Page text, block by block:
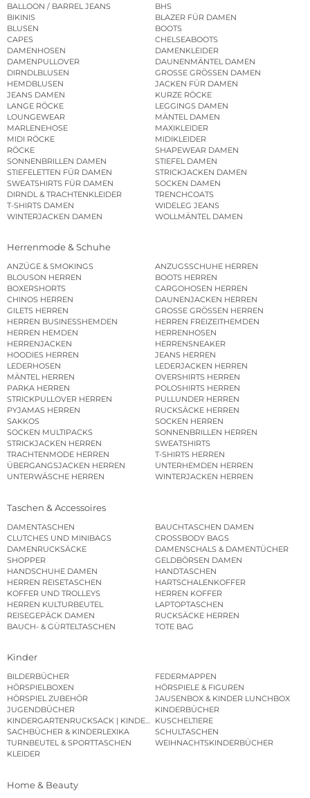
BALLOON / BARREL JEANS
BHS
BIKINIS
BLAZER FÜR DAMEN
BLUSEN
BOOTS
CAPES
CHELSEABOOTS
DAMENHOSEN
DAMENKLEIDER
DAMENPULLOVER
DAUNENMÄNTEL DAMEN
DIRNDLBLUSEN
GROSSE GRÖSSEN DAMEN
HEMDBLUSEN
JACKEN FÜR DAMEN
JEANS DAMEN
KURZE RÖCKE
LANGE RÖCKE
LEGGINGS DAMEN
LOUNGEWEAR
MÄNTEL DAMEN
MARLENEHOSE
MAXIKLEIDER
MIDI RÖCKE
MIDIKLEIDER
RÖCKE
SHAPEWEAR DAMEN
SONNENBRILLEN DAMEN
STIEFEL DAMEN
STIEFELETTEN FÜR DAMEN
STRICKJACKEN DAMEN
SWEATSHIRTS FÜR DAMEN
SOCKEN DAMEN
DIRNDL & TRACHTENKLEIDER
TRENCHCOATS
T-SHIRTS DAMEN
WIDELEG JEANS
WINTERJACKEN DAMEN
WOLLMÄNTEL DAMEN
Herrenmode & Schuhe
ANZÜGE & SMOKINGS
ANZUGSSCHUHE HERREN
BLOUSON HERREN
BOOTS HERREN
BOXERSHORTS
CARGOHOSEN HERREN
CHINOS HERREN
DAUNENJACKEN HERREN
GILETS HERREN
GROSSE GRÖSSEN HERREN
HERREN BUSINESSHEMDEN
HERREN FREIZEITHEMDEN
HERREN HEMDEN
HERRENHOSEN
HERRENJACKEN
HERRENSNEAKER
HOODIES HERREN
JEANS HERREN
LEDERHOSEN
LEDERJACKEN HERREN
MÄNTEL HERREN
OVERSHIRTS HERREN
PARKA HERREN
POLOSHIRTS HERREN
STRICKPULLOVER HERREN
PULLUNDER HERREN
PYJAMAS HERREN
RUCKSÄCKE HERREN
SAKKOS
SOCKEN HERREN
SOCKEN MULTIPACKS
SONNENBRILLEN HERREN
STRICKJACKEN HERREN
SWEATSHIRTS
TRACHTENMODE HERREN
T-SHIRTS HERREN
ÜBERGANGSJACKEN HERREN
UNTERHEMDEN HERREN
UNTERWÄSCHE HERREN
WINTERJACKEN HERREN
Taschen & Accessoires
DAMENTASCHEN
BAUCHTASCHEN DAMEN
CLUTCHES UND MINIBAGS
CROSSBODY BAGS
DAMENRUCKSÄCKE
DAMENSCHALS & DAMENTÜCHER
SHOPPER
GELDBÖRSEN DAMEN
HANDSCHUHE DAMEN
HANDTASCHEN
HERREN REISETASCHEN
HARTSCHALENKOFFER
KOFFER UND TROLLEYS
HERREN KOFFER
HERREN KULTURBEUTEL
LAPTOPTASCHEN
REISEGEPÄCK DAMEN
RUCKSÄCKE HERREN
BAUCH- & GÜRTELTASCHEN
TOTE BAG
Kinder
BILDERBÜCHER
FEDERMAPPEN
HÖRSPIELBOXEN
HÖRSPIELE & FIGUREN
HÖRSPIEL ZUBEHÖR
JAUSENBOX & KINDER LUNCHBOX
JUGENDBÜCHER
KINDERBÜCHER
KINDERGARTENRUCKSACK | KINDERGARTENBEUTEL
KUSCHELTIERE
SACHBÜCHER & KINDERLEXIKA
SCHULTASCHEN
TURNBEUTEL & SPORTTASCHEN
WEIHNACHTSKINDERBÜCHER
KLEIDER
Home & Beauty